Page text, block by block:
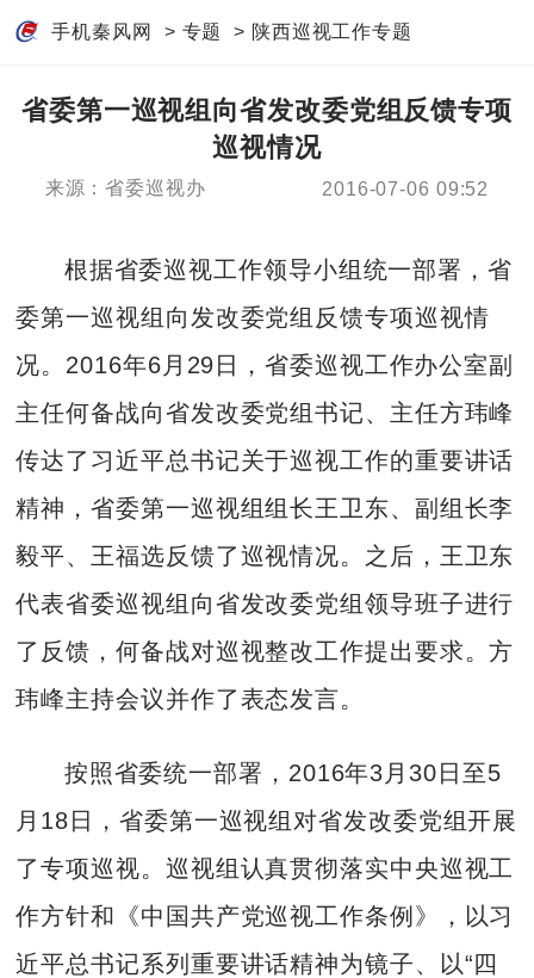
手机秦风网 > 专题 > 陕西巡视工作专题
省委第一巡视组向省发改委党组反馈专项
巡视情况
来源：省委巡视办 2016-07-06 09:52
根据省委巡视工作领导小组统一部署，省
委第一巡视组向发改委党组反馈专项巡视情
况。2016年6月29日，省委巡视工作办公室副
主任何备战向省发改委党组书记、主任方玮峰
传达了习近平总书记关于巡视工作的重要讲话
精神，省委第一巡视组组长王卫东、副组长李
毅平、王福选反馈了巡视情况。之后，王卫东
代表省委巡视组向省发改委党组领导班子进行
了反馈，何备战对巡视整改工作提出要求。方
玮峰主持会议并作了表态发言。
按照省委统一部署，2016年3月30日至5
月18日，省委第一巡视组对省发改委党组开展
了专项巡视。巡视组认真贯彻落实中央巡视工
作方针和《中国共产党巡视工作条例》，以习
近平总书记系列重要讲话精神为镜子、以“四